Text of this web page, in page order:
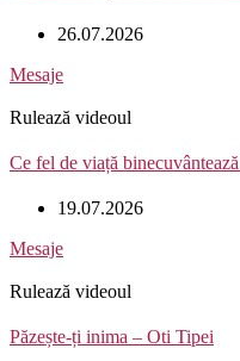
26.07.2026
Mesaje
Rulează videoul
Ce fel de viață
19.07.2026
Mesaje
Rulează videoul
Păzește-ți inima – Oti Tipei